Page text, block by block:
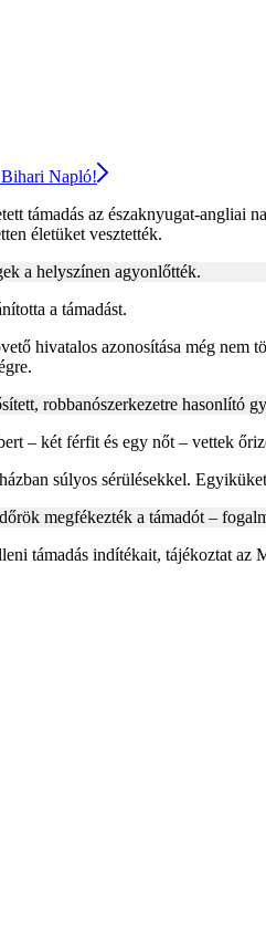
Napló!
támadás az északnyugat-
életüket vesztették.
a helyszínen agyonlőtték.
a támadást.
hivatalos azonosítása még
robbanószerkezetre
– két férfit és egy nőt – vettek
súlyos sérülésekkel.
megfékezték a támadót –
támadás indítékait, tájékoztat az